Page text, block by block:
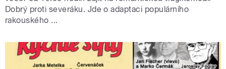
Dobrý proti severáku. Jde o adaptaci populárního
rakouského ...